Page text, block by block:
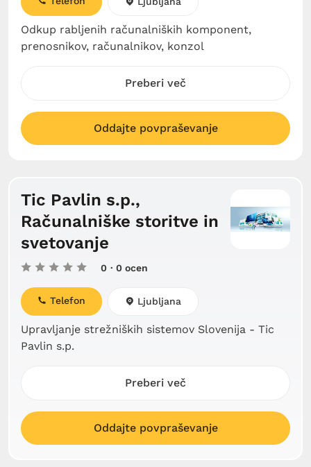
Odkup rabljenih računalniških komponent,
prenosnikov, računalnikov, konzol
Preberi več
Oddajte povpraševanje
Tic Pavlin s.p.,
Računalniške storitve in
svetovanje
0 · 0 ocen
Upravljanje strežniških sistemov Slovenija - Tic
Pavlin s.p.
Telefon Ljubljana
Preberi več
Oddajte povpraševanje